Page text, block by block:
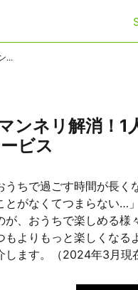
...
ンネリ解消！
ビス
ちで過ごす時間が長く
とがなくてつまらない…
、おうちで楽しめる様
よりもっと楽しくなる
ます。（2024年3月現